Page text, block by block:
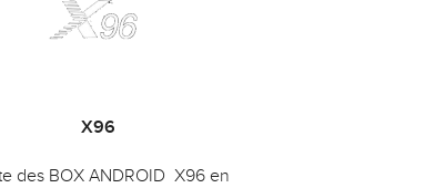
X96
des BOX ANDROID X96 en